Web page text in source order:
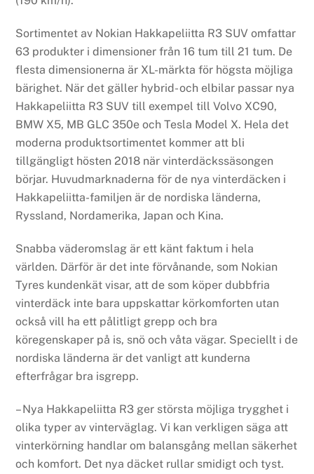
Sortimentet av Nokian Hakkapeliitta R3 SUV omfattar
63 produkter i dimensioner från 16 tum till 21 tum. De
flesta dimensionerna är XL-märkta för högsta möjliga
bärighet. När det gäller hybrid- och elbilar passar nya
Hakkapeliitta R3 SUV till exempel till Volvo XC90,
BMW X5, MB GLC 350e och Tesla Model X. Hela det
moderna produktsortimentet kommer att bli
tillgängligt hösten 2018 när vinterdäckssäsongen
börjar. Huvudmarknaderna för de nya vinterdäcken i
Hakkapeliitta-familjen är de nordiska länderna,
Ryssland, Nordamerika, Japan och Kina.
Snabba väderomslag är ett känt faktum i hela
världen. Därför är det inte förvånande, som Nokian
Tyres kundenkät visar, att de som köper dubbfria
vinterdäck inte bara uppskattar körkomforten utan
också vill ha ett pålitligt grepp och bra
köregenskaper på is, snö och våta vägar. Speciellt i de
nordiska länderna är det vanligt att kunderna
efterfrågar bra isgrepp.
– Nya Hakkapeliitta R3 ger största möjliga trygghet i
olika typer av vinterväglag. Vi kan verkligen säga att
vinterkörning handlar om balansgång mellan säkerhet
och komfort. Det nya däcket rullar smidigt och tyst.